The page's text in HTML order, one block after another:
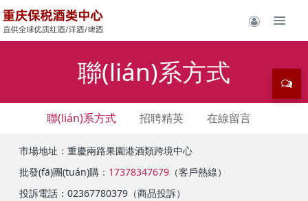
聯(lián)系方式
聯(lián)系方式 招聘精英 在線留言
市場地址：重慶兩路果園港酒類跨境中心
批發(fā)團(tuán)購： 17378347679 （客戶熱線）
投訴電話：02367780379（商品投訴）